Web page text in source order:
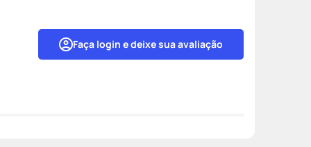
Faça login e deixe sua avaliação